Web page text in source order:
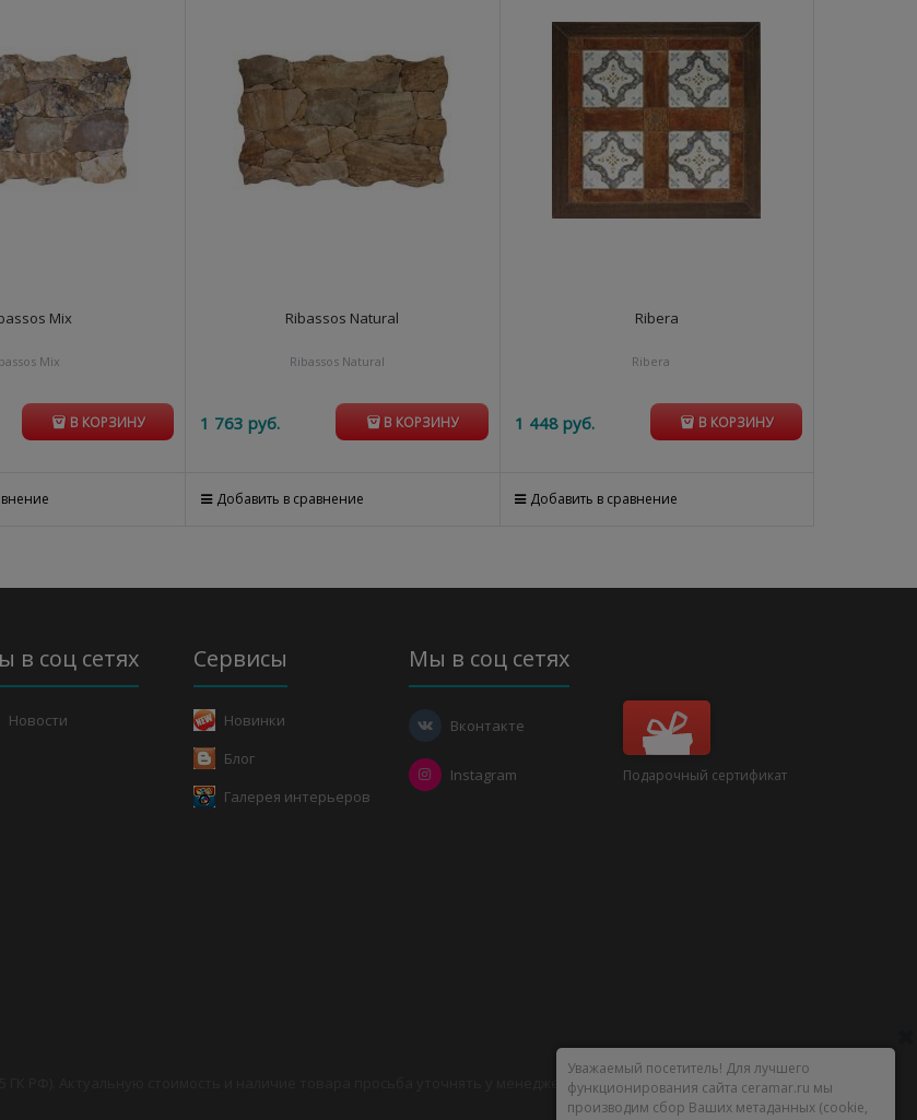
Mix
Mix
В КОРЗИНУ
Ribassos Natural
Ribassos Natural
1 763 руб. В КОРЗИНУ
Добавить в сравнение
Ribera
Ribera
1 448 руб. В КОРЗИНУ
Добавить в сравнение
в соц сетях
Новости
Сервисы
Новинки
Блог
Галерея интерьеров
Мы в соц сетях
Вконтакте
Instagram Подарочный сертификат
ГК РФ). Актуальную стоимость и наличие товара просьба уточнять у менеджеров.
Уважаемый посетитель! Для лучшего
функционирования сайта ceramar.ru мы
производим сбор Ваших метаданных (cookie,